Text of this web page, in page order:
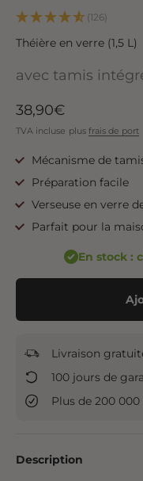
(126)
Théière en verre (1,5 L)
avec tamis
Angebot
38,90€
TVA incluse plus frais de port
Mécanisme de
Préparation facile
Verseuse en verre
Parfait pour la
En stock :
Livraison
100 jours de
Plus de 200
Description